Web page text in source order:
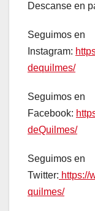
Descanse en
Seguimos en
Instagram:
dequilmes/
Seguimos en
Facebook:
deQuilmes/
Seguimos en
Twitter: https://
quilmes/